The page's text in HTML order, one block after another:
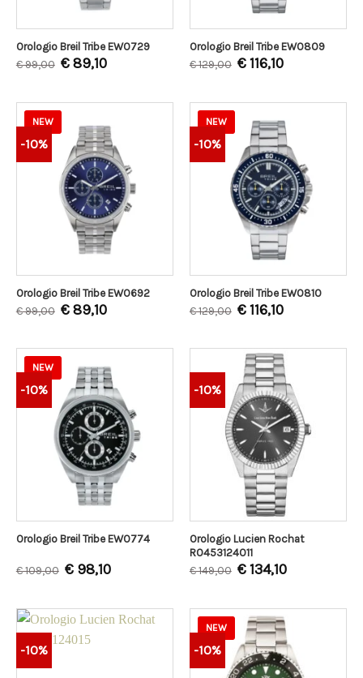
Orologio Breil Tribe EW0729
€99,00 €89,10
Orologio Breil Tribe EW0809
€129,00 €116,10
-10%
NEW
Orologio Breil Tribe EW0692
€99,00 €89,10
-10%
NEW
Orologio Breil Tribe EW0810
€129,00 €116,10
-10%
NEW
Orologio Breil Tribe EW0774
€109,00 €98,10
-10%
Orologio Lucien Rochat
R0453124011
€149,00 €134,10
-10% -10%
NEW